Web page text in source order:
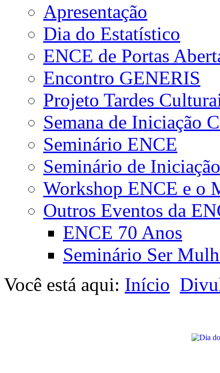
Apresentação
Dia do Estatístico
ENCE de Portas
Encontro GENERIS
Projeto Tardes
Semana de Iniciação
Seminário ENCE
Seminário de
Workshop ENCE e o
Outros Eventos da
ENCE 70 Anos
Seminário Ser
Você está aqui: Início